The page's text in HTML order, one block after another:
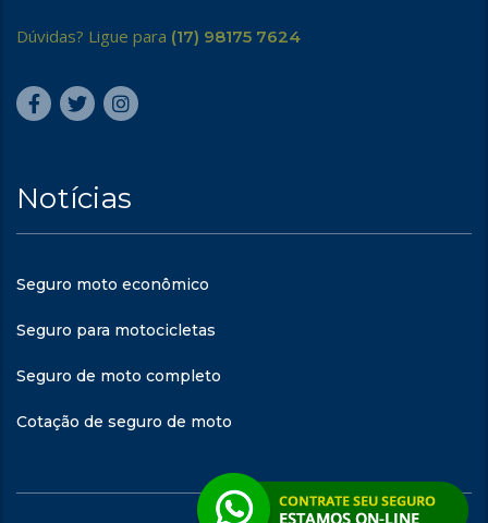
Dúvidas? Ligue para (17) 98175 7624
Notícias
Seguro moto econômico
Seguro para motocicletas
Seguro de moto completo
Cotação de seguro de moto